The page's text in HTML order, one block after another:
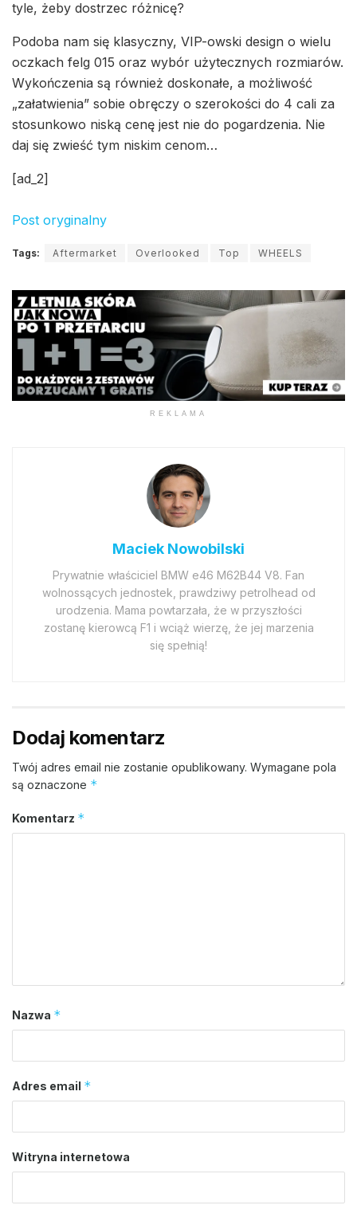
tyle, żeby dostrzec różnicę?
Podoba nam się klasyczny, VIP-owski design o wielu
oczkach felg 015 oraz wybór użytecznych rozmiarów.
Wykończenia są również doskonałe, a możliwość
„załatwienia” sobie obręczy o szerokości do 4 cali za
stosunkowo niską cenę jest nie do pogardzenia. Nie
daj się zwieść tym niskim cenom…
[ad_2]
Post oryginalny
Tags: Aftermarket Overlooked Top WHEELS
REKLAMA
Maciek Nowobilski
Prywatnie właściciel BMW e46 M62B44 V8. Fan
wolnossących jednostek, prawdziwy petrolhead od
urodzenia. Mama powtarzała, że w przyszłości
zostanę kierowcą F1 i wciąż wierzę, że jej marzenia
się spełnią!
Dodaj komentarz
Twój adres email nie zostanie opublikowany. Wymagane pola
są oznaczone *
Komentarz *
Nazwa *
Adres email *
Witryna internetowa